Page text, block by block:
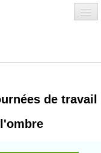
de travail